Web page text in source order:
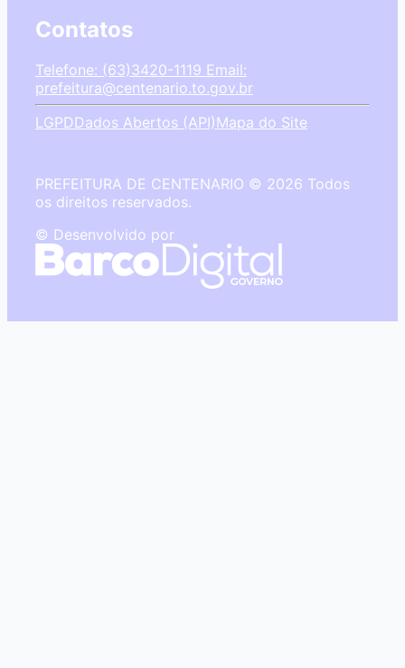
Contatos
Telefone: (63)3420-1119 Email:
prefeitura@centenario.to.gov.br
LGPDDados Abertos (API)Mapa do Site
PREFEITURA DE CENTENARIO © 2026 Todos
os direitos reservados.
© Desenvolvido por